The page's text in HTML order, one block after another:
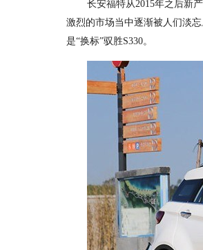
长安福特从2015年之后新
激烈的市场当中逐渐被人们淡
是“换标”驭胜S330。